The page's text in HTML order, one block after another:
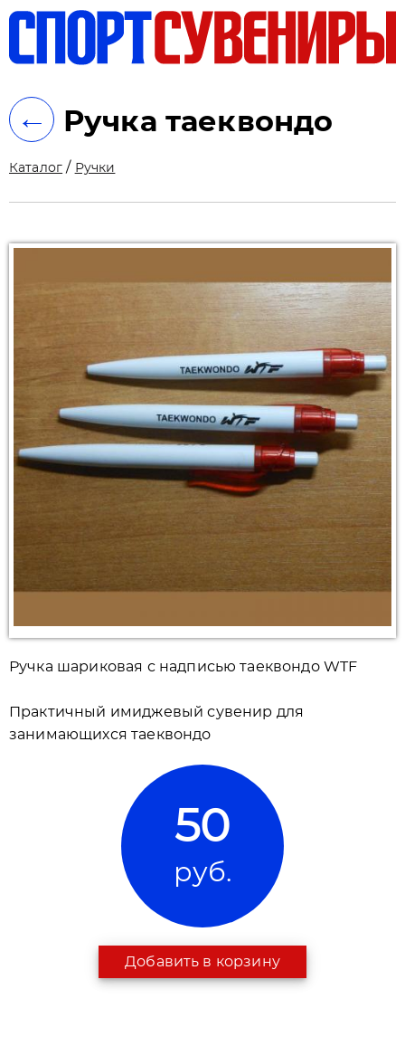
← Ручка таеквондо
Каталог / Ручки
Ручка шариковая с надписью таеквондо WTF
Практичный имиджевый сувенир для
занимающихся таеквондо
50
руб.
Добавить в корзину